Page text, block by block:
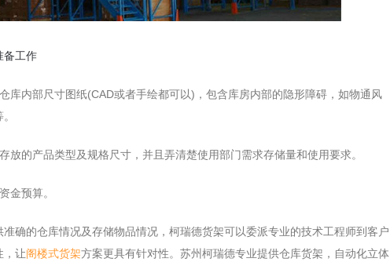
备工作
内部尺寸图纸(CAD或者手绘都可以)，包含库房内部的隐形障碍，如物通风
的产品类型及规格尺寸，并且弄清楚使用部门需求存储量和使用要求。
预算。
的仓库情况及存储物品情况，柯瑞德货架可以委派专业的技术工程师到客户
，让阁楼式货架方案更具有针对性。苏州柯瑞德专业提供仓库货架，自动化立体